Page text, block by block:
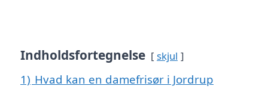
Indholdsfortegnelse skjul
1) Hvad kan en damefrisør i Jordrup